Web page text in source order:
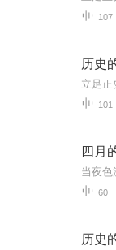
107
历史
101
四月
当夜色
60
历史